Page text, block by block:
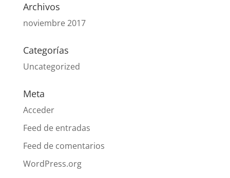
Archivos
noviembre 2017
Categorías
Uncategorized
Meta
Acceder
Feed de entradas
Feed de comentarios
WordPress.org